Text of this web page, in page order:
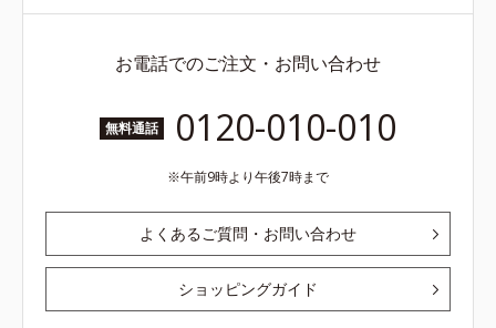
お電話でのご注文・お問い合わせ
無料通話 0120-010-010
午前9時より午後7時まで
よくあるご質問・お問い合わせ
ショッピングガイド